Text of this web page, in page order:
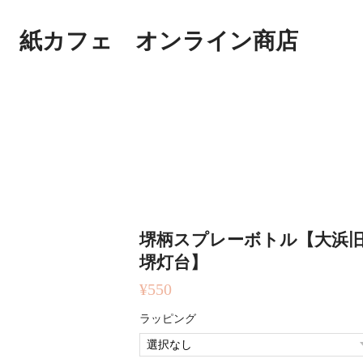
紙カフェ オンライン商店
堺柄スプレーボトル【大浜
堺灯台】
¥550
ラッピング